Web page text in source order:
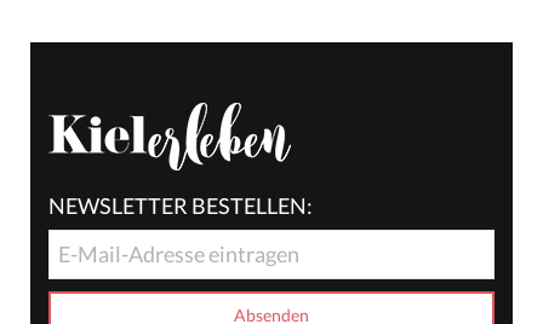
NEWSLETTER BESTELLEN: